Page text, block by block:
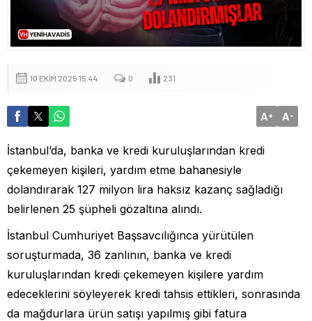
10 EKIM 2025 15:44 0 231
A+ A-
İstanbul’da, banka ve kredi kuruluşlarından kredi
çekemeyen kişileri, yardım etme bahanesiyle
dolandırarak 127 milyon lira haksız kazanç sağladığı
belirlenen 25 şüpheli gözaltına alındı.
İstanbul Cumhuriyet Başsavcılığınca yürütülen
soruşturmada, 36 zanlının, banka ve kredi
kuruluşlarından kredi çekemeyen kişilere yardım
edeceklerini söyleyerek kredi tahsis ettikleri, sonrasında
da mağdurlara ürün satışı yapılmış gibi fatura